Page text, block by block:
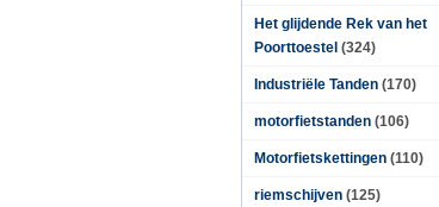
Het glijdende Rek van het
Poorttoestel (324)
Industriële Tanden (170)
motorfietstanden (106)
Motorfietskettingen (110)
riemschijven (125)